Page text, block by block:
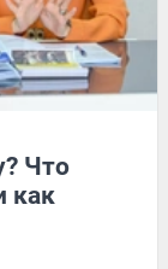
Что
как